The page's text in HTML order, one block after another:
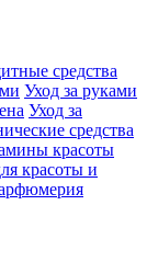
средства
Уход за руками
Уход за
средства
красоты
красоты и